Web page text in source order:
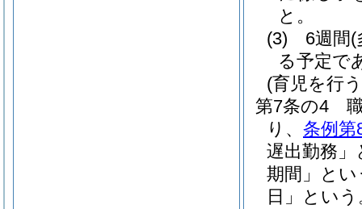
と。
(3)
6週間(
る予定で
(育児を行
第7条の4
り、 条例第
遅出勤務」
期間」とい
日」という